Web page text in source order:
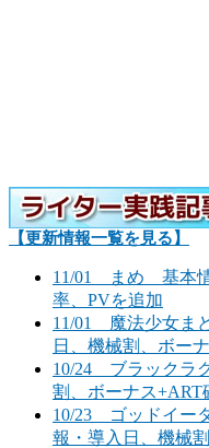
【更新情報一覧を見る】
11/01 まめ 基本情
率、PVを追加
11/01 魔法少女ま
日、機械割、ボー
10/24 ブラックラ
割、ボーナス+ART
10/23 ゴッドイー
報・導入日、機械